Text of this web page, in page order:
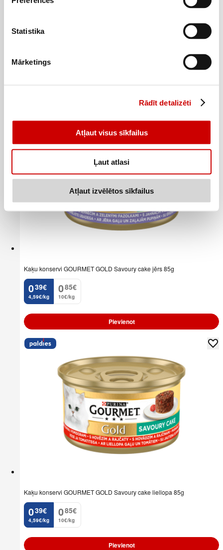
Statistika
Mārketings
Rādīt detalizēti
Atļaut visus sīkfailus
Ļaut atlasi
Atļaut izvēlētos sīkfailus
0
. 39€
Kaķu konservi GOURMET GOLD Savoury cake jērs 85g
0
. 39€
4,59€/kg
0
. 85€
10€/kg
Pievienot
Kaķu konservi GOURMET GOLD Savoury cake liellopa 85g
0
. 39€
4,59€/kg
0
. 85€
10€/kg
Pievienot